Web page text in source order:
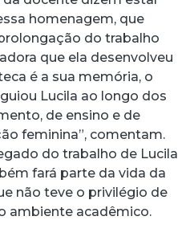
homenagem, que
do trabalho
que ela desenvolveu
é a sua memória, o
Lucila ao longo dos
de ensino e de
feminina”, comentam.
do trabalho de Lucila
fará parte da vida da
não teve o privilégio de
ambiente acadêmico.